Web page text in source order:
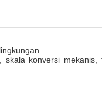
konversi